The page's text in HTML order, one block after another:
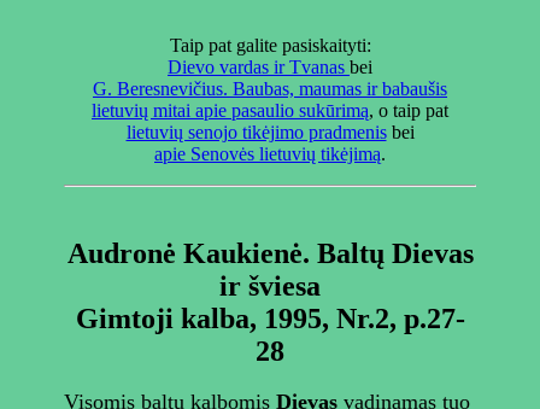
Taip pat galite pasiskaityti:
Dievo vardas ir Tvanas bei
G. Beresnevičius. Baubas, maumas ir babaušis
lietuvių mitai apie pasaulio sukūrimą, o taip pat
lietuvių senojo tikėjimo pradmenisbei
apie Senovės lietuvių tikėjimą.
Audronė Kaukienė. Baltų Dievas
ir šviesa
Gimtoji kalba, 1995, Nr.2, p.27-
28
Visomis baltų kalbomis Dievas vadinamas tuo